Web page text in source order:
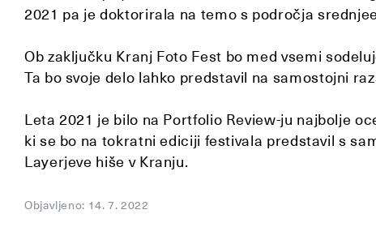
2021 pa je doktorirala na temo s področja
Ob zaključku Kranj Foto Fest bo med vsemi
Ta bo svoje delo lahko predstavil na samostojni
Leta 2021 je bilo na Portfolio Review-ju najbolje
ki se bo na tokratni ediciji festivala predstavil s
Layerjeve hiše v Kranju.
Objavljeno: 14. 7. 2022